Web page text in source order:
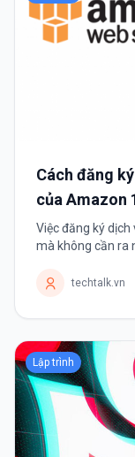
Cách đăng
của Amazon
Việc đăng ký
mà không cần ra
(Amazon Web
techtalk.vn
Lập trình